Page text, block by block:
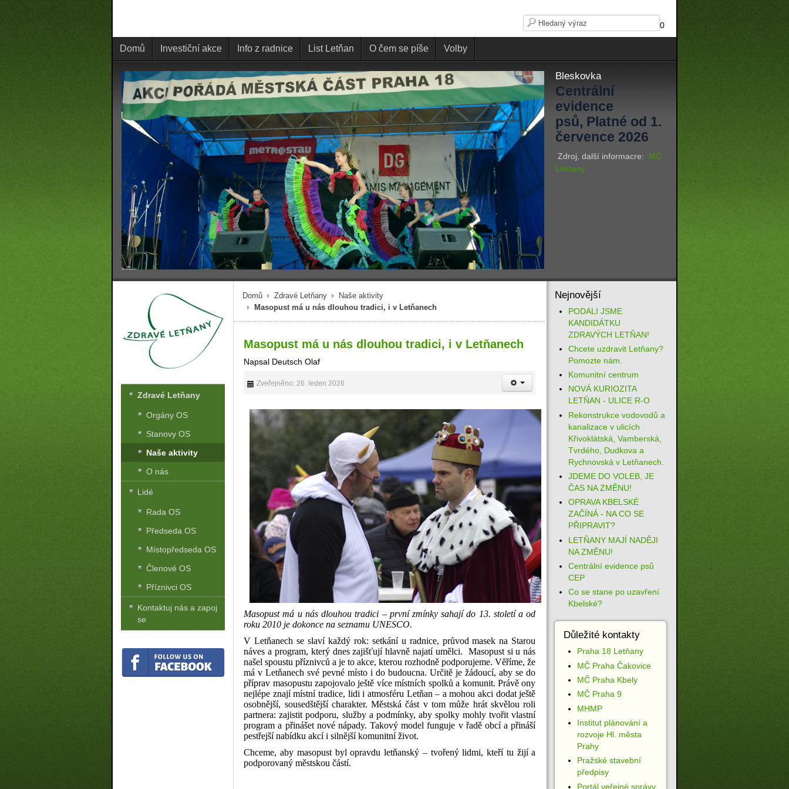
0
Domů Investiční akce Info z radnice List Letňan O čem se píše Volby
Bleskovka
Centrální
evidence
psů, Platné od 1.
července 2026
Zdroj, další informacre: MČ
Letnany
Domů Zdravé Letňany
Naše aktivity
Masopust má u nás dlouhou tradici, i v Letňanech
Masopust má u nás dlouhou tradici, i v Letňanech
Napsal Deutsch Olaf
Zveřejněno: 26. leden 2026
Masopust má u nás dlouhou tradici – první zmínky sahají do 13. století a od
roku 2010 je dokonce na seznamu UNESCO.
V Letňanech se slaví každý rok: setkání u radnice, průvod masek na Starou
náves a program, který dnes zajišťují hlavně najatí umělci. Masopust si u nás
našel spoustu příznivců a je to akce, kterou rozhodně podporujeme. Věříme, že
má v Letňanech své pevné místo i do budoucna.Určitě je žádoucí, aby se do
příprav masopustu zapojovalo ještě více místních spolků a komunit. Právě ony
nejlépe znají místní tradice, lidi i atmosféru Letňan – a mohou akci dodat ještě
osobnější, sousedštější charakter.Městská část v tom může hrát skvělou roli
partnera: zajistit podporu, služby a podmínky, aby spolky mohly tvořit vlastní
program a přinášet nové nápady. Takový model funguje v řadě obcí a přináší
pestřejší nabídku akcí i silnější komunitní život.
Chceme, aby masopust byl opravdu letňanský – tvořený lidmi, kteří tu žijí a
podporovaný městskou částí.
Zdravé Letňany
Orgány OS
Stanovy OS
Naše aktivity
O nás
Lidé
Rada OS
Předseda OS
Místopředseda OS
Členové OS
Příznivci OS
Kontaktuj nás a zapoj
se
Nejnovější
PODALI JSME
KANDIDÁTKU
ZDRAVÝCH LETŇAN!
Chcete uzdravit Letňany?
Pomozte nám.
Komunitní centrum
NOVÁ KURIOZITA
LETŇAN - ULICE R-O
Rekonstrukce vodovodů a
kanalizace v ulicích
Křivoklátská, Vamberská,
Tvrdého, Dudkova a
Rychnovská v Letňanech.
JDEME DO VOLEB, JE
ČAS NA ZMĚNU!
OPRAVA KBELSKÉ
ZAČÍNÁ - NA CO SE
PŘIPRAVIT?
LETŇANY MAJÍ NADĚJI
NA ZMĚNU!
Centrální evidence psů
CEP
Co se stane po uzavření
Kbelské?
Důležité kontakty
Praha 18 Letňany
MČ Praha Čakovice
MČ Praha Kbely
MČ Praha 9
MHMP
Institut plánování a
rozvoje Hl. města
Prahy
Pražské stavební
předpisy
Portál veřejné správy